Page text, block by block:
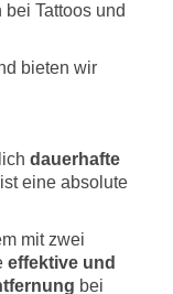
Tattoos und
bieten wir
dauerhafte
eine absolute
mit zwei
effektive und
bei